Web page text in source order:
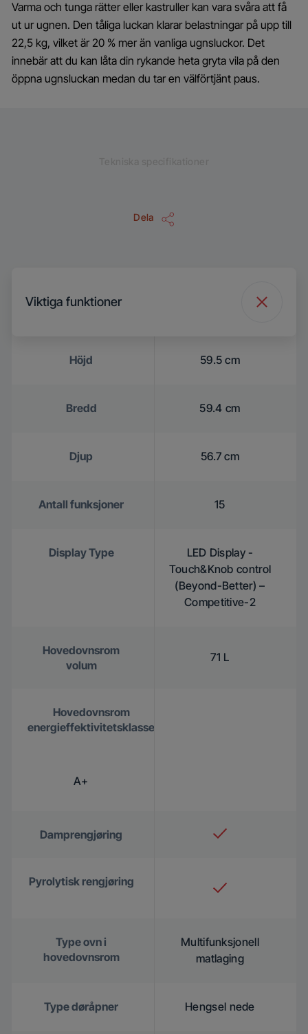
Varma och tunga rätter eller kastruller kan vara svåra att få
ut ur ugnen. Den tåliga luckan klarar belastningar på upp till
22,5 kg, vilket är 20 % mer än vanliga ugnsluckor. Det
innebär att du kan låta din rykande heta gryta vila på den
öppna ugnsluckan medan du tar en välförtjänt paus.
Dela
Viktiga funktioner
Höjd 59.5 cm
Bredd 59.4 cm
Djup 56.7 cm
Antall funksjoner 15
Display Type
LED Display -
Touch&Knob control
(Beyond-Better) –
Competitive-2
Hovedovnsrom
volum
71 L
Hovedovnsrom
energieffektivitetsklasse
A+
Damprengjøring
Pyrolytisk rengjøring
Type ovn i
hovedovnsrom
Multifunksjonell
matlaging
Type døråpner Hengsel nede